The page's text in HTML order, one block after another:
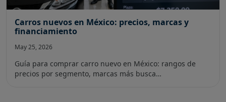
Carros nuevos en México: precios, marcas y
financiamiento
May 25, 2026
Guía para comprar carro nuevo en México: rangos de
precios por segmento, marcas más busca…